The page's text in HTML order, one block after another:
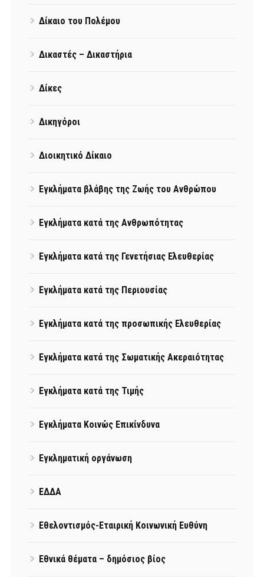
Δίκαιο του Πολέμου
Δικαστές – Δικαστήρια
Δίκες
Δικηγόροι
Διοικητικό Δίκαιο
Εγκλήματα βλάβης της Ζωής του Ανθρώπου
Εγκλήματα κατά της Ανθρωπότητας
Εγκλήματα κατά της Γενετήσιας Ελευθερίας
Εγκλήματα κατά της Περιουσίας
Εγκλήματα κατά της προσωπικής Ελευθερίας
Εγκλήματα κατά της Σωματικής Ακεραιότητας
Εγκλήματα κατά της Τιμής
Εγκλήματα Κοινώς Επικίνδυνα
Εγκληματική οργάνωση
ΕΔΔΑ
Εθελοντισμός-Εταιρική Κοινωνική Ευθύνη
Εθνικά θέματα – δημόσιος βίος